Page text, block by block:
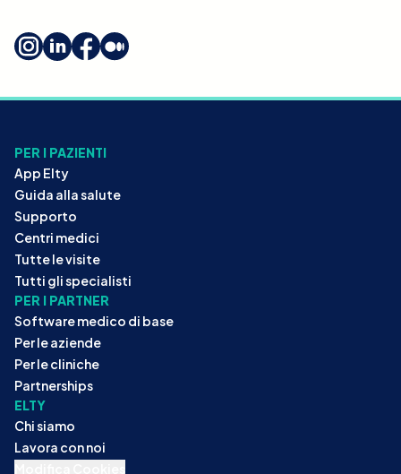
PER I PAZIENTI
App Elty
Guida alla salute
Supporto
Centri medici
Tutte le visite
Tutti gli specialisti
PER I PARTNER
Software medico di base
Per le aziende
Per le cliniche
Partnerships
ELTY
Chi siamo
Lavora con noi